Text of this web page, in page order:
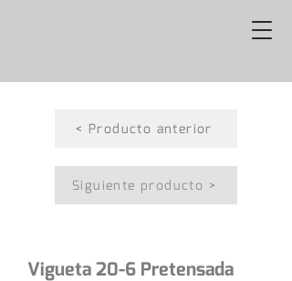
< Producto anterior
Siguiente producto >
Vigueta 20-6 Pretensada